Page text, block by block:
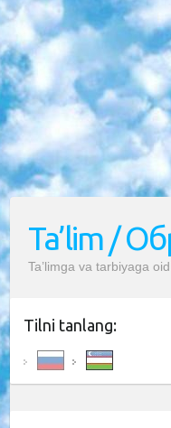
Ta’lim /
Ta’limga va tarbiyaga
Tilni tanlang: